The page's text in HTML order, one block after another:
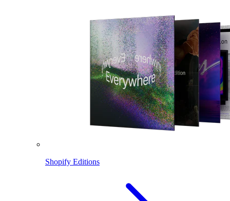
Shopify Editions